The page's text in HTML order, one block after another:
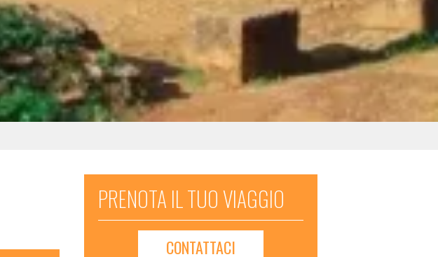
PRENOTA IL TUO VIAGGIO
CONTATTACI